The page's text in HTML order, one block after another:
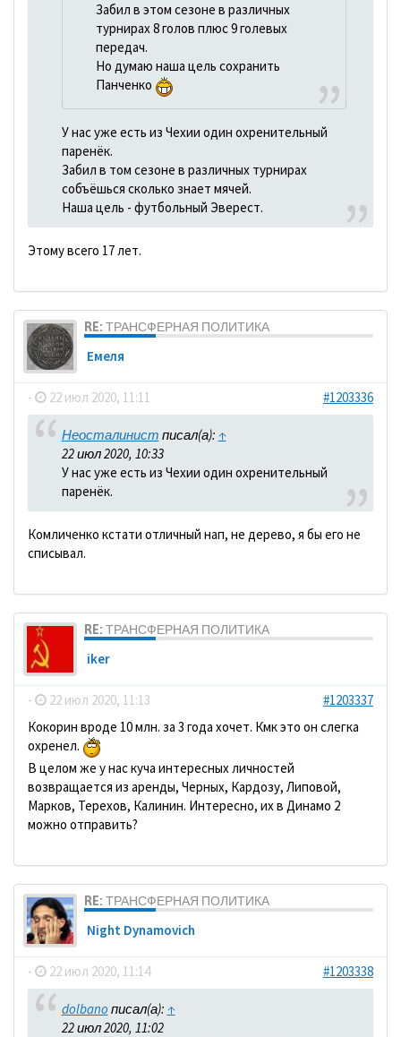
Забил в этом сезоне в различных
турнирах 8 голов плюс 9 голевых
передач.
Но думаю наша цель сохранить
Панченко
У нас уже есть из Чехии один охренительный
паренёк.
Забил в том сезоне в различных турнирах
собъёшься сколько знает мячей.
Наша цель - футбольный Эверест.
Этому всего 17 лет.
RE: ТРАНСФЕРНАЯ ПОЛИТИКА
Емеля
- 22 июл 2020, 11:11 #1203336
Неосталинист писал(а): ↑
22 июл 2020, 10:33
У нас уже есть из Чехии один охренительный
паренёк.
Комличенко кстати отличный нап, не дерево, я бы его не
списывал.
RE: ТРАНСФЕРНАЯ ПОЛИТИКА
iker
- 22 июл 2020, 11:13
#1203337
Кокорин вроде 10 млн. за 3 года хочет. Кмк это он слегка
охренел.
В целом же у нас куча интересных личностей
возвращается из аренды, Черных, Кардозу, Липовой,
Марков, Терехов, Калинин. Интересно, их в Динамо 2
можно отправить?
RE: ТРАНСФЕРНАЯ ПОЛИТИКА
Night Dynamovich
- 22 июл 2020, 11:14 #1203338
dolbano писал(а): ↑
22 июл 2020, 11:02